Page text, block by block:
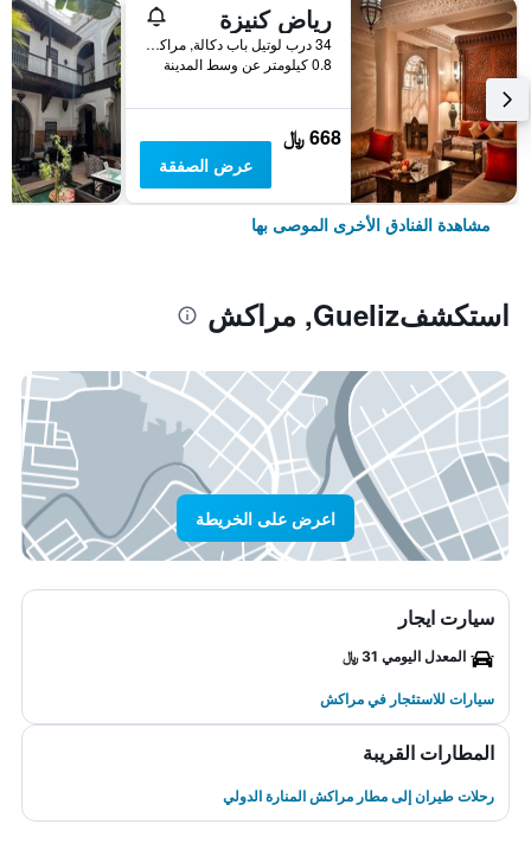
رياض كنيزة
34 درب لوتيل باب دكالة, مراكش, المغرب
0.8 كيلومتر عن وسط المدينة
668 ﷼
عرض الصفقة
مشاهدة الفنادق الأخرى الموصى بها
استكشفGueliz, مراكش
اعرض على الخريطة
سيارت ايجار
المعدل اليومي 31 ﷼
سيارات للاستئجار في مراكش
المطارات القريبة
رحلات طيران إلى مطار مراكش المنارة الدولي